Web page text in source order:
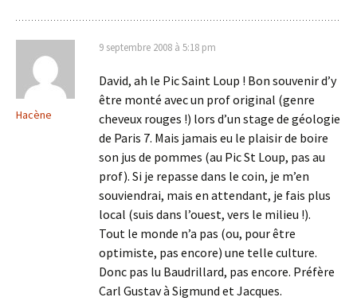
Hacène
9 septembre 2008 à 5:18 pm
David, ah le Pic Saint Loup ! Bon souvenir d’y
être monté avec un prof original (genre
cheveux rouges !) lors d’un stage de géologie
de Paris 7. Mais jamais eu le plaisir de boire
son jus de pommes (au Pic St Loup, pas au
prof). Si je repasse dans le coin, je m’en
souviendrai, mais en attendant, je fais plus
local (suis dans l’ouest, vers le milieu !).
Tout le monde n’a pas (ou, pour être
optimiste, pas encore) une telle culture.
Donc pas lu Baudrillard, pas encore. Préfère
Carl Gustav à Sigmund et Jacques.